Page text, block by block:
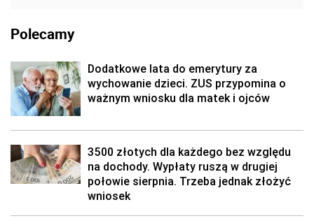
Polecamy
Dodatkowe lata do emerytury za
wychowanie dzieci. ZUS przypomina o
ważnym wniosku dla matek i ojców
3500 złotych dla każdego bez względu
na dochody. Wypłaty ruszą w drugiej
połowie sierpnia. Trzeba jednak złożyć
wniosek